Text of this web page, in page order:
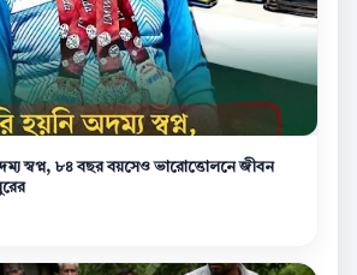
স্বপ্ন, ৮৪ বছর বয়সেও ভারোত্তোলনে জীবন